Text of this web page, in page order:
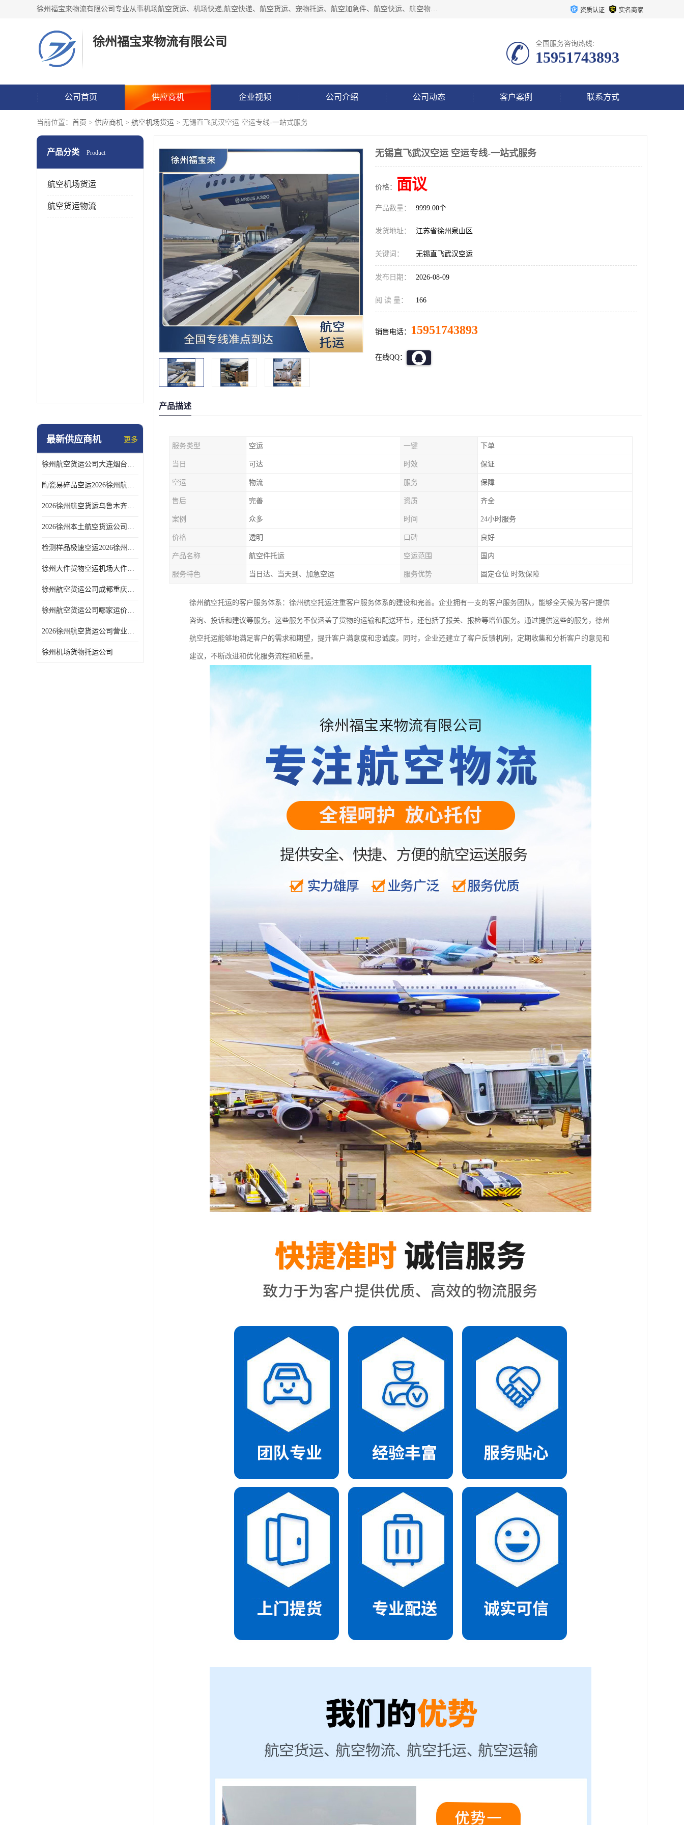
徐州福宝来物流有限公司专业从事机场航空货运、机场快递,航空快递、航空货运、宠物托运、航空加急件、航空快运、航空物流、航空托运、空运当日达等业务。 资质认证 实名商家
徐州福宝来物流有限公司 全国服务咨询热线:
15951743893
公司首页 供应商机 企业视频 公司介绍 公司动态 客户案例 联系方式
当前位置： 首页 > 供应商机 > 航空机场货运 > 无锡直飞武汉空运 空运专线-一站式服务
产品分类 Product
航空机场货运
航空货运物流
最新供应商机 更多
徐州航空货运公司大连烟台专线2026北方设备空运方案
陶瓷易碎品空运2026徐州航空货运加固包装货运服务
2026徐州航空货运乌鲁木齐专线西北大件稳定舱位空运
2026徐州本土航空货运公司不含中介直对接机场货运站
检测样品极速空运2026徐州航空货运实验室快件运输
徐州大件货物空运机场大件航空托运公司
徐州航空货运公司成都重庆专线2026西南急件次日达方案
徐州航空货运公司哪家运价低？2026多家服务商报价对比
2026徐州航空货运公司营业时间观音机场货运站办理时间
徐州机场货物托运公司
无锡直飞武汉空运 空运专线-一站式服务
价格： 面议
产品数量： 9999.00个
发货地址： 江苏省徐州泉山区
关键词： 无锡直飞武汉空运
发布日期： 2026-08-09
阅 读 量： 166
销售电话： 15951743893
在线QQ：
产品描述
服务类型 空运 一键 下单
当日 可达 时效 保证
空运 物流 服务 保障
售后 完善 资质 齐全
案例 众多 时间 24小时服务
价格 透明 口碑 良好
产品名称 航空件托运 空运范围 国内
服务特色 当日达、当天到、加急空运 服务优势 固定仓位 时效保障
徐州航空托运的客户服务体系：徐州航空托运注重客户服务体系的建设和完善。企业拥有一支的客户服务团队，能够全天候为客户提供
咨询、投诉和建议等服务。这些服务不仅涵盖了货物的运输和配送环节，还包括了报关、报检等增值服务。通过提供这些的服务，徐州
航空托运能够地满足客户的需求和期望，提升客户满意度和忠诚度。同时，企业还建立了客户反馈机制，定期收集和分析客户的意见和
建议，不断改进和优化服务流程和质量。